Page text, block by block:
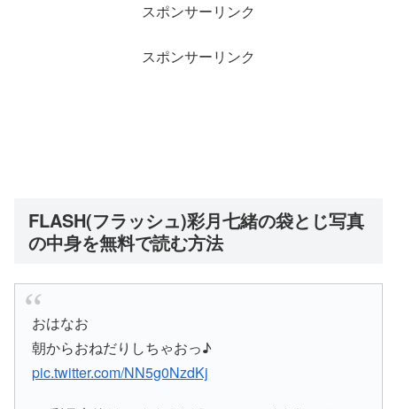
スポンサーリンク
スポンサーリンク
FLASH(フラッシュ)彩月七緒の袋とじ写真
の中身を無料で読む方法
おはなお
朝からおねだりしちゃおっ♪
pic.twitter.com/NN5g0NzdKj